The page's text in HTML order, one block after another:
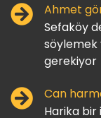
Ahmet
Sefaköy
söylemek
gerekiyor
Can
Harika